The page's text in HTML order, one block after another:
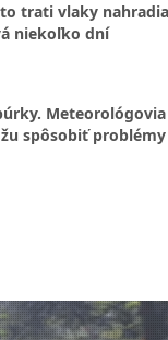
trati vlaky nahradia
niekoľko dní
spôsobiť problémy